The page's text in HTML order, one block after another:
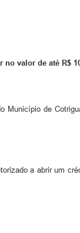
valor de até R$
Município de
a abrir um